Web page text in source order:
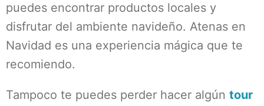
puedes encontrar productos locales y
disfrutar del ambiente navideño. Atenas en
Navidad es una experiencia mágica que te
recomiendo.
Tampoco te puedes perder hacer algún tour